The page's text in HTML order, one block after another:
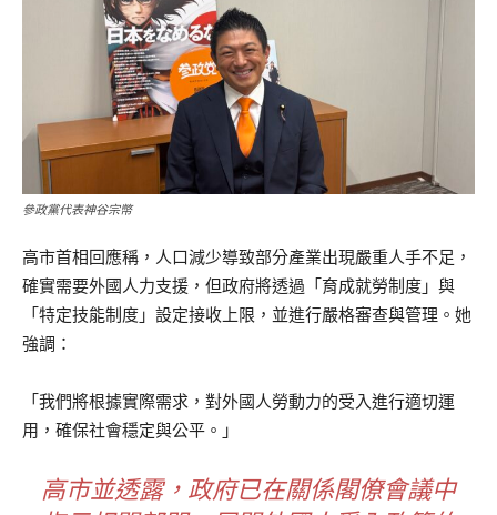
參政黨代表神谷宗幣
高市首相回應稱，人口減少導致部分產業出現嚴重人手不足，
確實需要外國人力支援，但政府將透過「育成就勞制度」與
「特定技能制度」設定接收上限，並進行嚴格審查與管理。她
強調：
「我們將根據實際需求，對外國人勞動力的受入進行適切運
用，確保社會穩定與公平。」
高市並透露，政府已在關係閣僚會議中